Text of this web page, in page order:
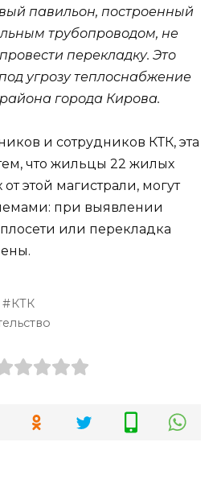
павильон, построенный
трубопроводом, не
перекладку. Это
угрозу теплоснабжение
города Кирова.
и сотрудников КТК, эта
что жильцы 22 жилых
этой магистрали, могут
при выявлении
или перекладка
КТК